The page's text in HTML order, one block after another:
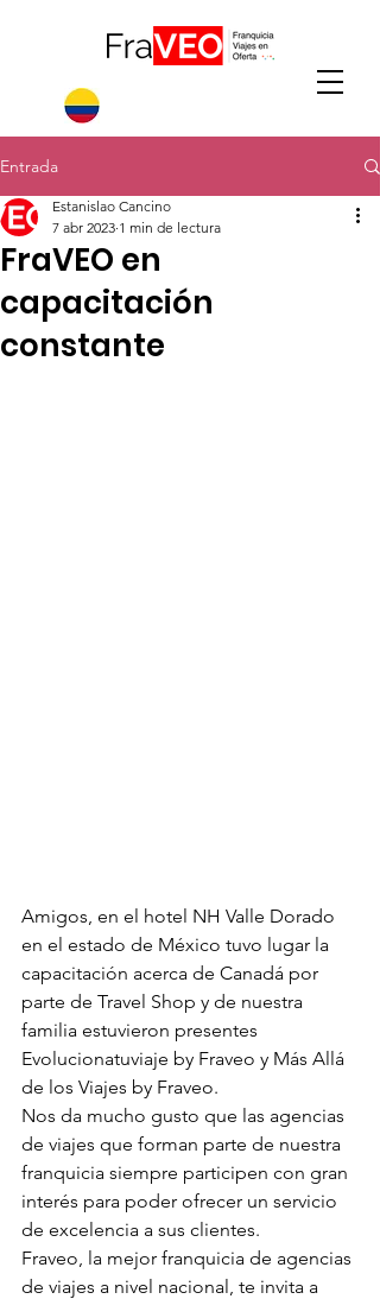
Entrada
FraVEO en
capacitación
constante
Estanislao Cancino
7 abr 2023 1 min de lectura
Amigos, en el hotel NH Valle Dorado
en el estado de México tuvo lugar la
capacitación acerca de Canadá por
parte de Travel Shop y de nuestra
familia estuvieron presentes
Evolucionatuviaje by Fraveo y Más Allá
de los Viajes by Fraveo.
Nos da mucho gusto que las agencias
de viajes que forman parte de nuestra
franquicia siempre participen con gran
interés para poder ofrecer un servicio
de excelencia a sus clientes.
Fraveo, la mejor franquicia de agencias
de viajes a nivel nacional, te invita a